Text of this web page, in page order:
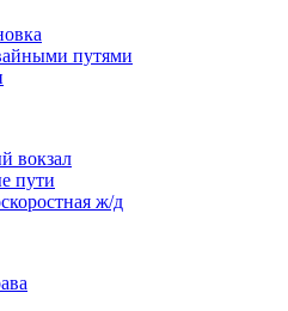
путями
вокзал
пути
ж/д